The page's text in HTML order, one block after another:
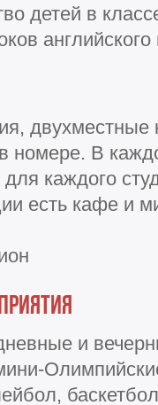
детей в
двуxместные
номере. В
каждого
есть кафе и
и